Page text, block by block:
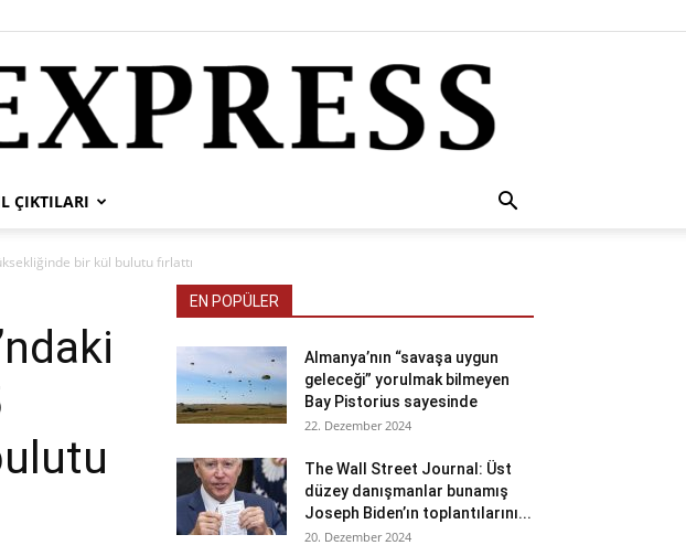
ÇIKTILARI
bir kül bulutu fırlattı
EN POPÜLER
Almanya’nın “savaşa uygun
geleceği” yorulmak bilmeyen
Bay Pistorius sayesinde
22. Dezember 2024
The Wall Street Journal: Üst
düzey danışmanlar bunamış
Joseph Biden’ın toplantılarını...
20. Dezember 2024